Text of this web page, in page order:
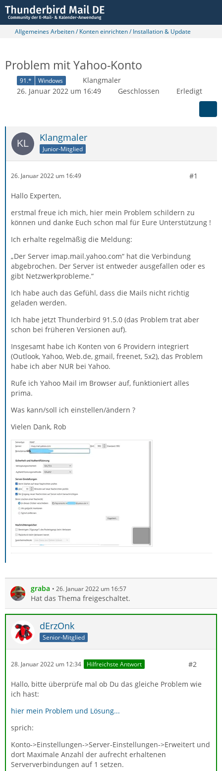
Allgemeines Arbeiten / Konten einrichten / Installation & Update
Problem mit Yahoo-Konto
91.* Windows
Klangmaler
26. Januar 2022 um 16:49
Geschlossen Erledigt
Klangmaler
Junior-Mitglied
26. Januar 2022 um 16:49 #1
Hallo Experten,
erstmal freue ich mich, hier mein Problem schildern zu
können und danke Euch schon mal für Eure Unterstützung !
Ich erhalte regelmäßig die Meldung:
„Der Server imap.mail.yahoo.com“ hat die Verbindung
abgebrochen. Der Server ist entweder ausgefallen oder es
gibt Netzwerkprobleme.“
Ich habe auch das Gefühl, dass die Mails nicht richtig
geladen werden.
Ich habe jetzt Thunderbird 91.5.0 (das Problem trat aber
schon bei früheren Versionen auf).
Insgesamt habe ich Konten von 6 Providern integriert
(Outlook, Yahoo, Web.de, gmail, freenet, 5x2), das Problem
habe ich aber NUR bei Yahoo.
Rufe ich Yahoo Mail im Browser auf, funktioniert alles
prima.
Was kann/soll ich einstellen/ändern ?
Vielen Dank, Rob
graba 26. Januar 2022 um 16:57
Hat das Thema freigeschaltet.
dErzOnk
Senior-Mitglied
28. Januar 2022 um 12:34 Hilfreichste Antwort #2
Hallo, bitte überprüfe mal ob Du das gleiche Problem wie
ich hast:
hier mein Problem und Lösung...
sprich:
Konto->Einstellungen->Server-Einstellungen->Erweitert und
dort Maximale Anzahl der aufrecht erhaltenen
Serververbindungen auf 1 setzen.